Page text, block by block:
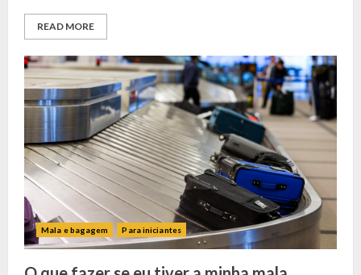
READ MORE
Mala e bagagem Para iniciantes